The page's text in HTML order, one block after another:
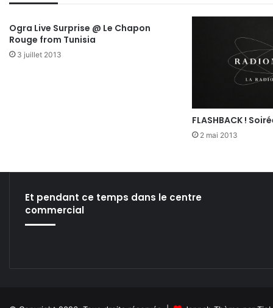
Ogra Live Surprise @ Le Chapon
Rouge from Tunisia
3 juillet 2013
FLASHBACK !
2 mai 2013
Et pendant ce temps dans le centre
commercial